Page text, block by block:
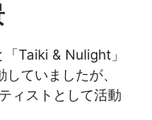
Taiki & Nulight」
ていましたが、
ィストとして活動